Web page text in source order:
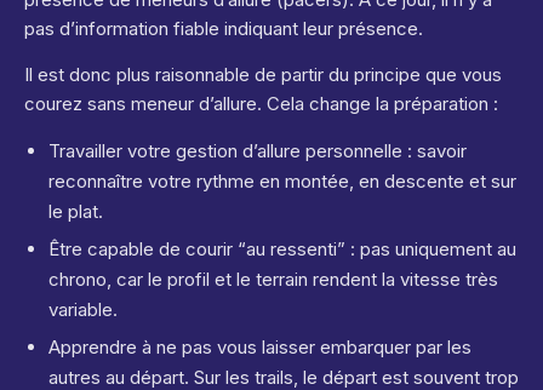
pas d’information fiable indiquant leur présence.
Il est donc plus raisonnable de partir du principe que vous
courez sans meneur d’allure. Cela change la préparation :
Travailler votre gestion d’allure personnelle : savoir
reconnaître votre rythme en montée, en descente et sur
le plat.
Être capable de courir “au ressenti” : pas uniquement au
chrono, car le profil et le terrain rendent la vitesse très
variable.
Apprendre à ne pas vous laisser embarquer par les
autres au départ. Sur les trails, le départ est souvent trop